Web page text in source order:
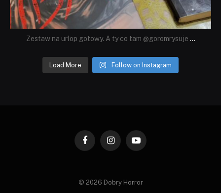
Zestaw na urlop gotowy. A ty co tam @goromrysuje ...
Load More Follow on Instagram
FacebookInstagramYouTube
© 2026 Dobry Horror